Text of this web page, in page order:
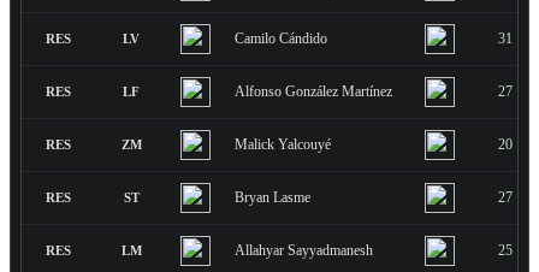
RES LV Camilo Cándido 31
RES LF Alfonso González Martínez 27
RES ZM Malick Yalcouyé 20
RES ST Bryan Lasme 27
RES LM Allahyar Sayyadmanesh 25